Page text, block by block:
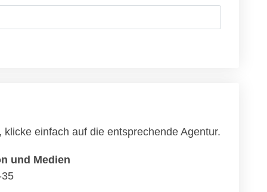
einfach auf die entsprechende Agentur.
und Medien